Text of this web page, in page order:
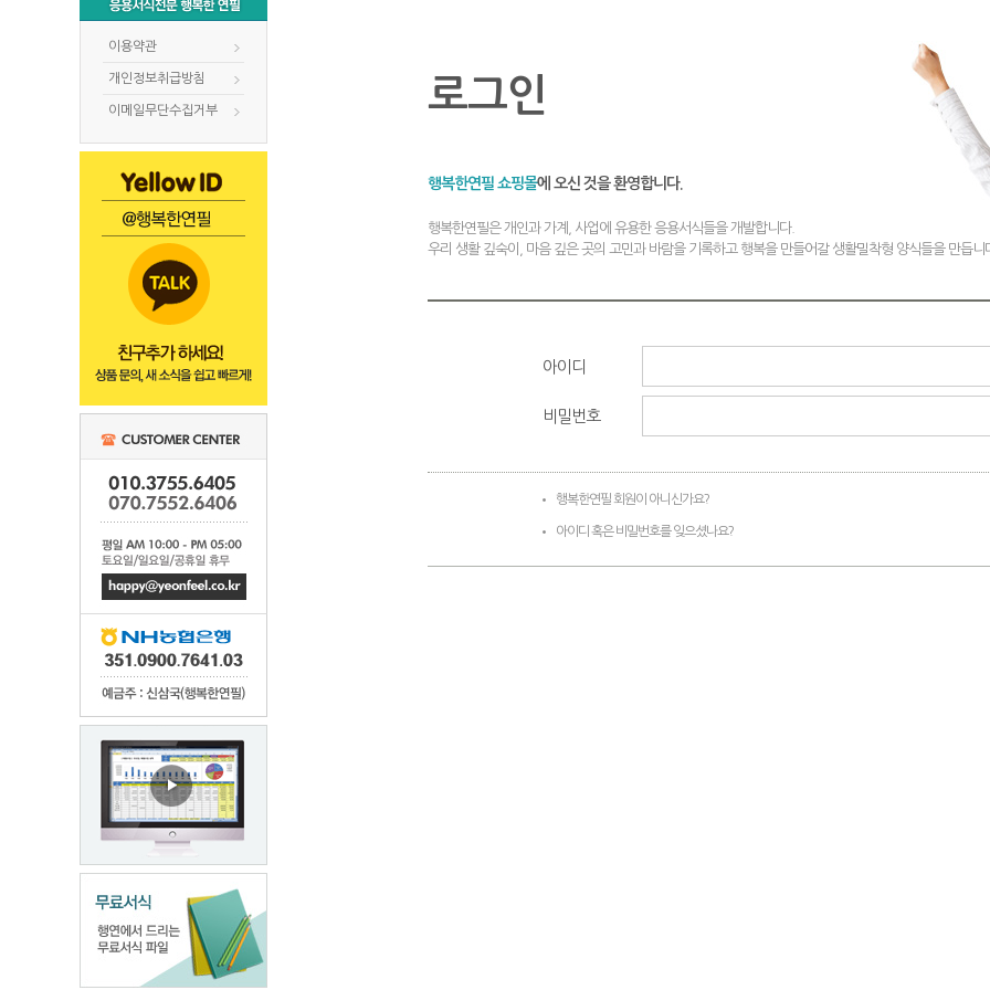
이용약관
개인정보취급방침
이메일무단수집거부 로그인
행복한연필 쇼핑몰에 오신 것을 환영합니다.
행복한연필은 개인과 가계, 사업에 유용한 응용서식들을 개발합니다.
우리 생활 깊숙이, 마음 깊은 곳의 고민과 바람을 기록하고 행복을 만들어갈 생활밀착형 양식들을 만듭니
아이디
비밀번호
행복한연필 회원이 아니신가요?
아이디 혹은 비밀번호를 잊으셨나요?